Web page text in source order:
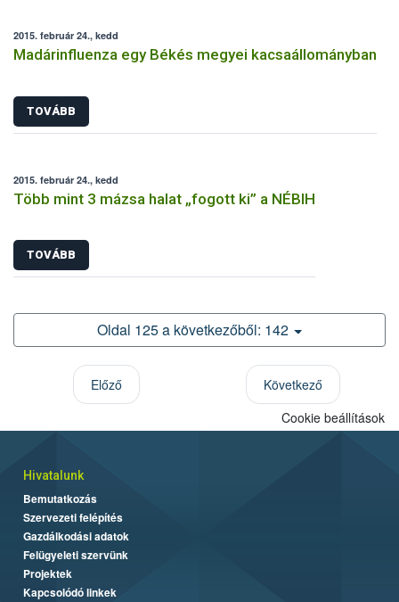
2015. február 24., kedd
Madárinfluenza egy Békés megyei kacsaállományban
TOVÁBB
2015. február 24., kedd
Több mint 3 mázsa halat „fogott ki” a NÉBIH
TOVÁBB
Oldal 125 a következőből: 142
Előző
Következő
Cookie beállítások
Hivatalunk
Bemutatkozás
Szervezeti felépítés
Gazdálkodási adatok
Felügyeleti szervünk
Projektek
Kapcsolódó linkek